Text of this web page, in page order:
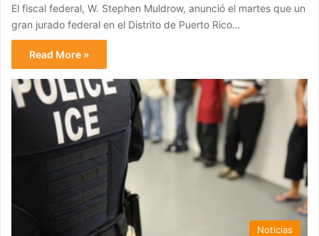
El fiscal federal, W. Stephen Muldrow, anunció el martes que un
gran jurado federal en el Distrito de Puerto Rico…
Read More »
Noticias